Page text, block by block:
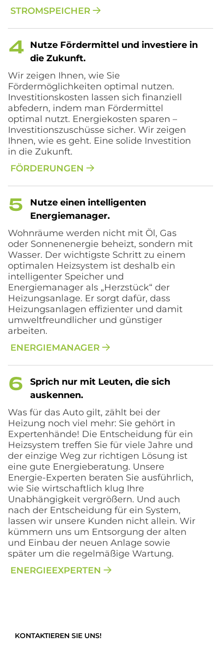
STROMSPEICHER
Nut­ze För­der­mit­tel und in­ve­stie­re in
die Zu­kun­ft.
Wir zeigen Ihnen, wie Sie
Fördermöglichkeiten optimal nutzen.
Investitionskosten lassen sich finanziell
abfedern, indem man Fördermittel
optimal nutzt. Energiekosten sparen –
Investitionszuschüsse sicher. Wir zeigen
Ihnen, wie es geht. Eine solide Investition
in die Zukunft.
FÖRDERUNGEN
Nut­ze einen in­tel­li­gen­ten
En­er­gie­ma­na­ger.
Wohnräume werden nicht mit Öl, Gas
oder Sonnenenergie beheizt, sondern mit
Wasser. Der wichtigste Schritt zu einem
optimalen Heizsystem ist deshalb ein
intelligenter Speicher und
Energiemanager als „Herzstück“ der
Heizungsanlage. Er sorgt dafür, dass
Heizungsanlagen effizienter und damit
umweltfreundlicher und günstiger
arbeiten.
ENERGIEMANAGER
Sprich nur mit Leu­ten, die sich
aus­ken­nen.
Was für das Auto gilt, zählt bei der
Heizung noch viel mehr: Sie gehört in
Expertenhände! Die Entscheidung für ein
Heizsystem treffen Sie für viele Jahre und
der einzige Weg zur richtigen Lösung ist
eine gute Energieberatung. Unsere
Energie-Experten beraten Sie ausführlich,
wie Sie wirtschaftlich klug Ihre
Unabhängigkeit vergrößern. Und auch
nach der Entscheidung für ein System,
lassen wir unsere Kunden nicht allein. Wir
kümmern uns um Entsorgung der alten
und Einbau der neuen Anlage sowie
später um die regelmäßige Wartung.
ENERGIEEXPERTEN
KONTAKTIEREN SIE UNS!